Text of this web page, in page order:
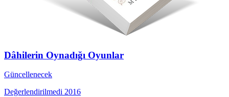
Dâhilerin Oynadığı Oyunlar
Güncellenecek
Değerlendirilmedi 2016